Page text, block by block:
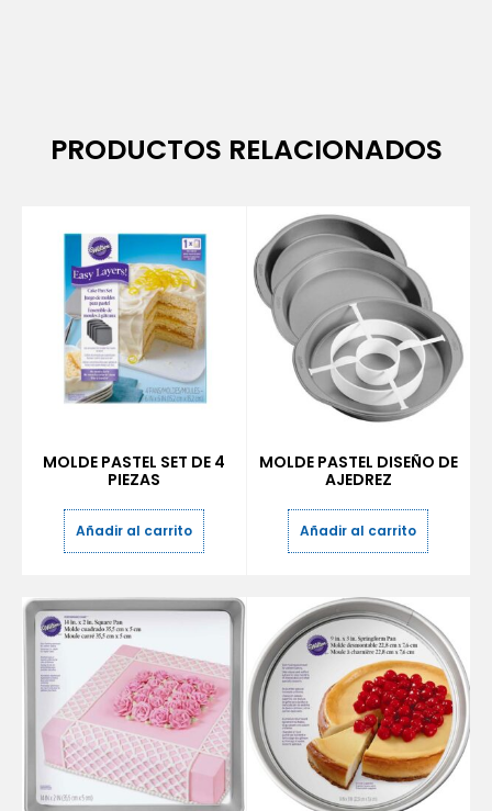
PRODUCTOS RELACIONADOS
MOLDE PASTEL SET DE 4
PIEZAS
Añadir al carrito
MOLDE PASTEL DISEÑO DE
AJEDREZ
Añadir al carrito